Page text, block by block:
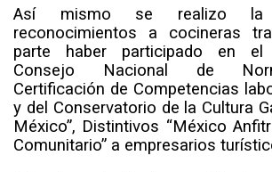
Así mismo se realizo la
reconocimientos a cocineras
parte haber participado en el
Consejo Nacional de
Certificación de Competencias
y del Conservatorio de la Cultura
México”, Distintivos “México
Comunitario” a empresarios